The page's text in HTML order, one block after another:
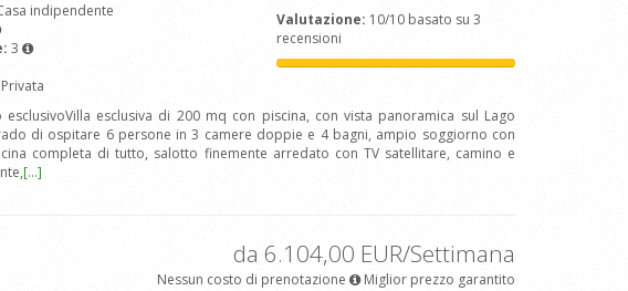
indipendente
3
Valutazione: 10/10 basato su 3
recensioni
esclusiva di 200 mq con piscina, con vista panoramica sul Lago
di ospitare 6 persone in 3 camere doppie e 4 bagni, ampio soggiorno con
completa di tutto, salotto finemente arredato con TV satellitare, camino e
[...]
da 6.104,00 EUR/Settimana
Nessun costo di prenotazione
Miglior prezzo garantito